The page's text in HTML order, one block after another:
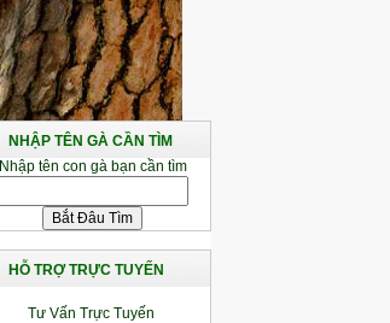
NHẬP TÊN GÀ CẦN TÌM
Nhập tên con gà bạn cần tìm
HỖ TRỢ TRỰC TUYẾN
Tư Vấn Trực Tuyến